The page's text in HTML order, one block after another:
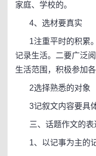
家庭、学校的。
4、选材要真实
1注重平时的积累。
记录生活。二要广泛
生活范围，积极参加
2选择熟悉的对象
3记叙文内容要具
三、话题作文的表
1、以记事为主的